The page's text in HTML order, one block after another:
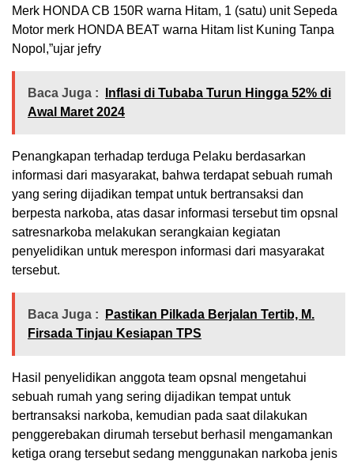
Merk HONDA CB 150R warna Hitam, 1 (satu) unit Sepeda
Motor merk HONDA BEAT warna Hitam list Kuning Tanpa
Nopol,”ujar jefry
Baca Juga :
Inflasi di Tubaba Turun Hingga 52% di
Awal Maret 2024
Penangkapan terhadap terduga Pelaku berdasarkan
informasi dari masyarakat, bahwa terdapat sebuah rumah
yang sering dijadikan tempat untuk bertransaksi dan
berpesta narkoba, atas dasar informasi tersebut tim opsnal
satresnarkoba melakukan serangkaian kegiatan
penyelidikan untuk merespon informasi dari masyarakat
tersebut.
Baca Juga :
Pastikan Pilkada Berjalan Tertib, M.
Firsada Tinjau Kesiapan TPS
Hasil penyelidikan anggota team opsnal mengetahui
sebuah rumah yang sering dijadikan tempat untuk
bertransaksi narkoba, kemudian pada saat dilakukan
penggerebakan dirumah tersebut berhasil mengamankan
ketiga orang tersebut sedang menggunakan narkoba jenis